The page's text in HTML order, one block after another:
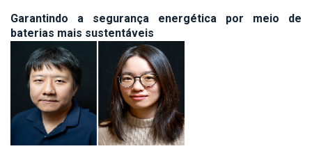
Garantindo a segurança energética por meio de
baterias mais sustentáveis